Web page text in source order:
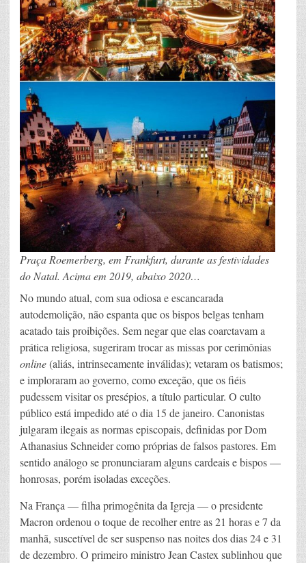
Praça Roemerberg, em Frankfurt, durante as festividades
do Natal. Acima em 2019, abaixo 2020…
No mundo atual, com sua odiosa e escancarada
autodemolição, não espanta que os bispos belgas tenham
acatado tais proibições. Sem negar que elas coarctavam a
prática religiosa, sugeriram trocar as missas por cerimônias
online(aliás, intrinsecamente inválidas); vetaram os batismos;
e imploraram ao governo, como exceção, que os fiéis
pudessem visitar os presépios, a título particular. O culto
público está impedido até o dia 15 de janeiro. Canonistas
julgaram ilegais as normas episcopais, definidas por Dom
Athanasius Schneider como próprias de falsos pastores. Em
sentido análogo se pronunciaram alguns cardeais e bispos —
honrosas, porém isoladas exceções.
Na França — filha primogênita da Igreja — o presidente
Macron ordenou o toque de recolher entre as 21 horas e 7 da
manhã, suscetível de ser suspenso nas noites dos dias 24 e 31
de dezembro. O primeiro ministro Jean Castex sublinhou que